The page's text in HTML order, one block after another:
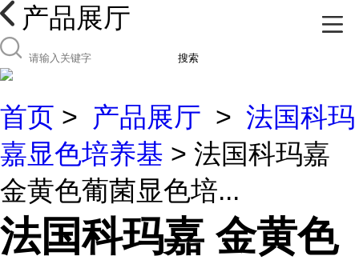
产品展厅
搜索
首页 > 产品展厅 > 法国科玛
嘉显色培养基 > 法国科玛嘉
金黄色葡菌显色培...
法国科玛嘉 金黄色